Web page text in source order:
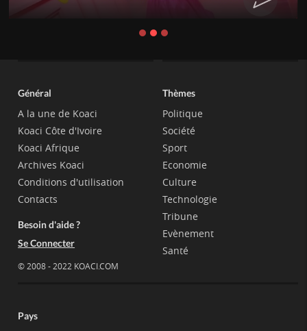
Général
A la une de Koaci
Koaci Côte d'Ivoire
Koaci Afrique
Archives Koaci
Conditions d'utilisation
Contacts
Besoin d'aide ?
Se Connecter
© 2008 - 2022 KOACI.COM
Thèmes
Politique
Société
Sport
Economie
Culture
Technologie
Tribune
Evènement
Santé
Pays